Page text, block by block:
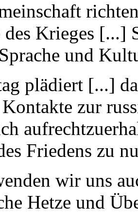
Krieges [...]
und
plädiert [...]
zur
Friedens zu
wir uns
Hetze und